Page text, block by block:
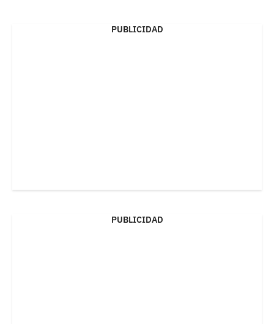
PUBLICIDAD
PUBLICIDAD